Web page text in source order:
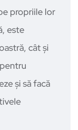
propriile lor
este
cât și
și să facă